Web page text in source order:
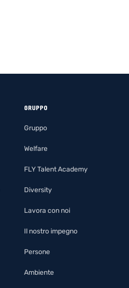
GRUPPO
Gruppo
Welfare
FLY Talent Academy
Diversity
Lavora con noi
Il nostro impegno
Persone
Ambiente